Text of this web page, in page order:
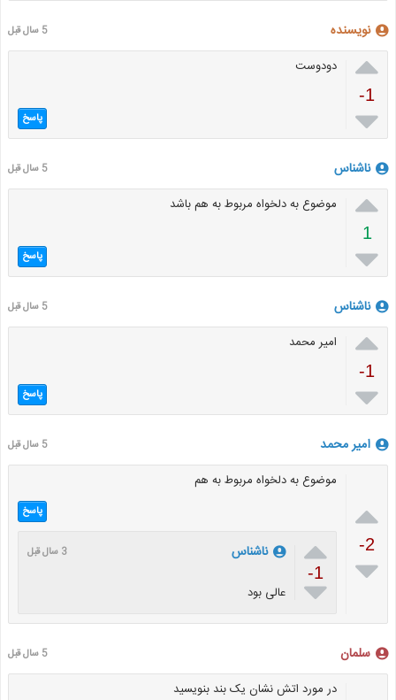
نویسنده 5 سال قبل

-1

دودوست
پاسخ
ناشناس 5 سال قبل

1

موضوع به دلخواه مربوط به هم باشد
پاسخ
ناشناس 5 سال قبل

-1

امیر محمد
پاسخ
امیر محمد 5 سال قبل

-2

موضوع به دلخواه مربوط به هم
پاسخ

-1

ناشناس 3 سال قبل
عالی بود
سلمان 5 سال قبل
در مورد اتش نشان یک بند بنویسید